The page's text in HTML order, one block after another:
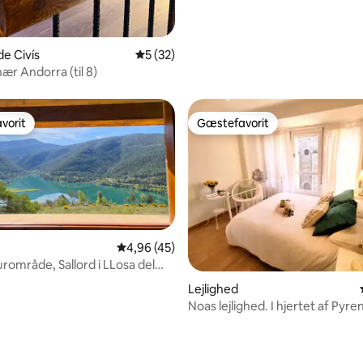
Civís 5 ud af 5 i gennemsnitlig bedømmelse,
5 (32)
Andorra (til 8)
bedømmelse, 42 omtaler
4,96 ud af 5 i gennemsnitlig bedømmelse,
4,96 (45)
Sallord i LLosa del
Gæstefavorit
Gæstefavorit
Lejlighed
Noas lejlighed. I hjertet af